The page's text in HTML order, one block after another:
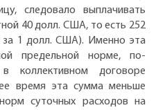
следовало выплачивать
40 долл. США, то есть 252
за 1 долл. США). Именно эта
предельной норме, по-
коллективном договоре
время эта сумма меньше
суточных расходов на